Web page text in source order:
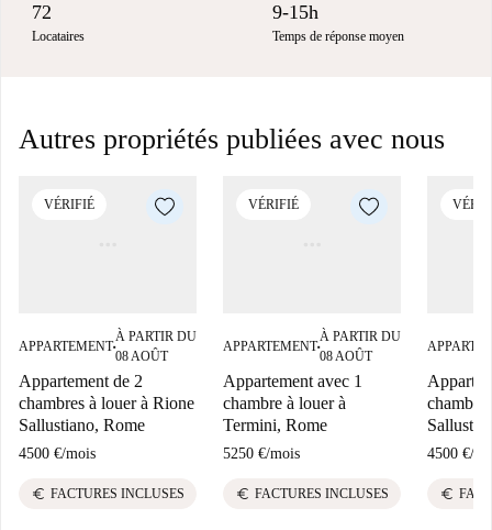
72
Locataires
9-15h
Temps de réponse moyen
Autres propriétés publiées avec nous
VÉRIFIÉ
APPARTEMENT■
À PARTIR DU
08 AOÛT
Appartement de 2
chambres à louer à Rione
Sallustiano, Rome
4500 €/mois
euro FACTURES INCLUSES
VÉRIFIÉ
APPARTEMENT■
À PARTIR DU
08 AOÛT
Appartement avec 1
chambre à louer à
Termini, Rome
5250 €/mois
euro FACTURES INCLUSES
4500 €/
euro